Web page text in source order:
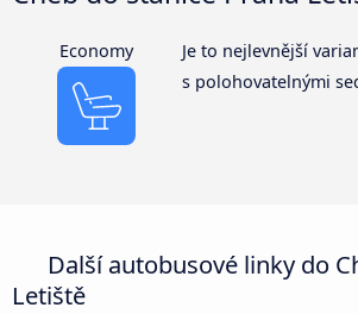
Economy
Je to nejlevnější
s polohovatelnými
Další autobusové linky do
Letiště